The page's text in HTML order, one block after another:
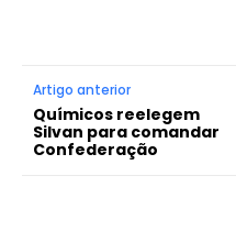
Artigo anterior
Químicos reelegem
Silvan para comandar
Confederação